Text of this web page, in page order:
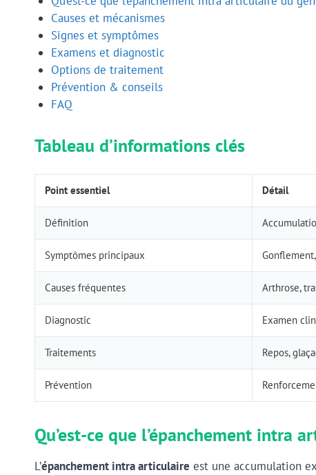
Causes et mécanismes
Signes et symptômes
Examens et diagnostic
Options de traitement
Prévention & conseils
FAQ
Tableau d’informations clés
Point essentiel Détail
Définition
Symptômes principaux
Causes fréquentes Arthrose,
Diagnostic Examen
Traitements Repos,
Prévention
Qu’est-ce que l’épanchement intra
L’épanchement intra articulaire est une accumulation